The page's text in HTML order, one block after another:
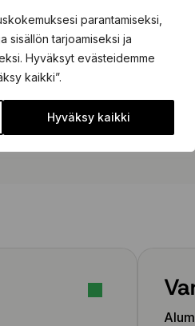
parantamiseksi,
sisällön tarjoamiseksi ja
Hyväksyt evästeidemme
kaikki”.
Hyväksy kaikki
vinkit ja
Tilaa
käsitellään